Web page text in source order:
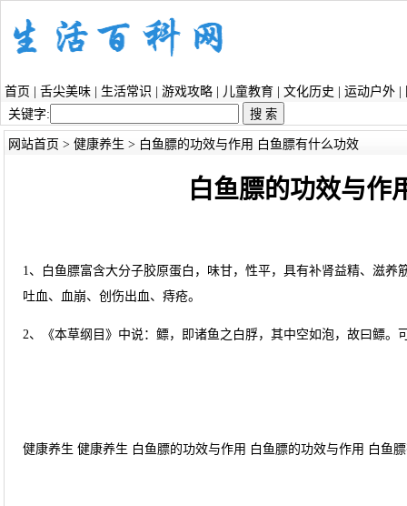
首页 舌尖美味 生活常识 游戏攻略 儿童教育 文化历史 运动户外
关键字:
网站首页 > 健康养生 > 白鱼膘的功效与作用 白鱼膘有什么功效
白鱼膘的功效与作
1、白鱼膘富含大分子胶原蛋白，味甘，性平，具有补肾益精、滋
吐血、血崩、创伤出血、痔疮。
2、《本草纲目》中说：鳔，即诸鱼之白脬，其中空如泡，故曰鳔
健康养生 健康养生 白鱼膘的功效与作用 白鱼膘的功效与作用 白鱼